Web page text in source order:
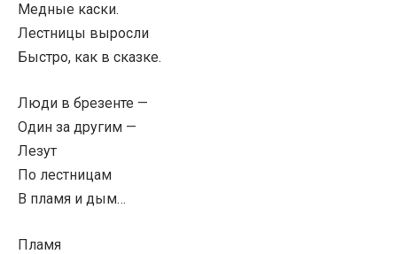
Медные каски.
Лестницы выросли
Быстро, как в сказке.
Люди в брезенте —
Один за другим —
Лезут
По лестницам
В пламя и дым…
Пламя